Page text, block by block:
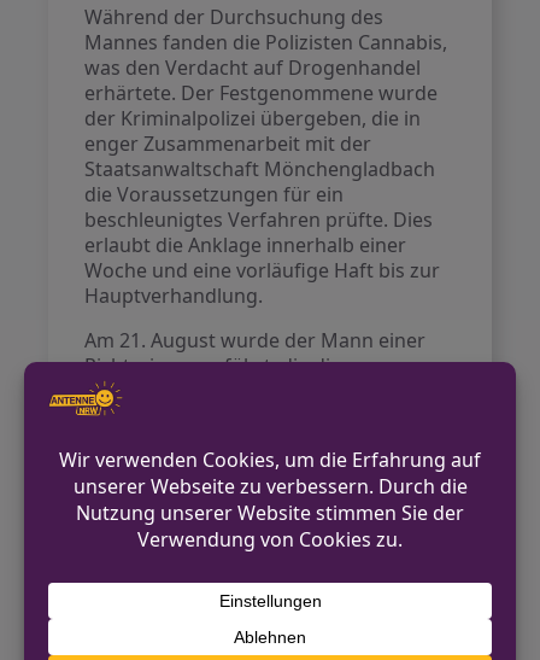
Während der Durchsuchung des
Mannes fanden die Polizisten Cannabis,
was den Verdacht auf Drogenhandel
erhärtete. Der Festgenommene wurde
der Kriminalpolizei übergeben, die in
enger Zusammenarbeit mit der
Staatsanwaltschaft Mönchengladbach
die Voraussetzungen für ein
beschleunigtes Verfahren prüfte. Dies
erlaubt die Anklage innerhalb einer
Woche und eine vorläufige Haft bis zur
Hauptverhandlung.
Am 21. August wurde der Mann einer
Richterin vorgeführt, die die
Hauptverhandlungshaft anordnete. In
der Hauptverhandlung am 25. August
Monaten auf Bewährung
ausgesprochen.
Kontakt für Hinweise /
Pressestelle
Polizei Mönchengladbach